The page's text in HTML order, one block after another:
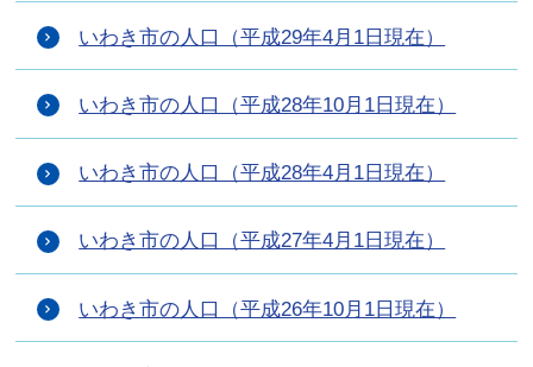
いわき市の人口（平成29年4月1日現在）
いわき市の人口（平成28年10月1日現在）
いわき市の人口（平成28年4月1日現在）
いわき市の人口（平成27年4月1日現在）
いわき市の人口（平成26年10月1日現在）